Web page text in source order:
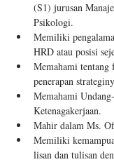
(S1) jurusan
Psikologi.
Memiliki
HRD atau posisi
Memahami tentang
penerapan
Memahami
Ketenagakerjaan.
Mahir dalam Ms.
Memiliki
lisan dan tulisan